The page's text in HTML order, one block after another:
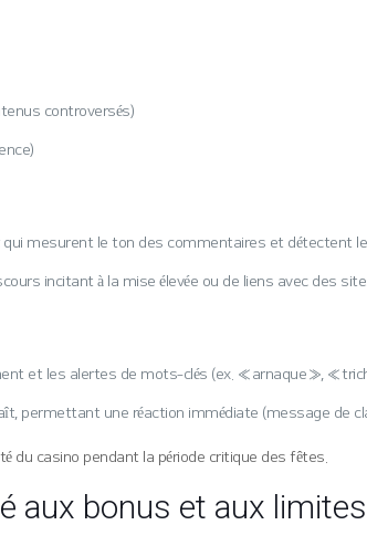
controversés)
mesurent le ton des commentaires et détectent
incitant à la mise élevée ou de liens avec des
et les alertes de mots‑clés (ex. « arnaque », «
permettant une réaction immédiate (message de
du casino pendant la période critique des fêtes.
aux bonus et aux